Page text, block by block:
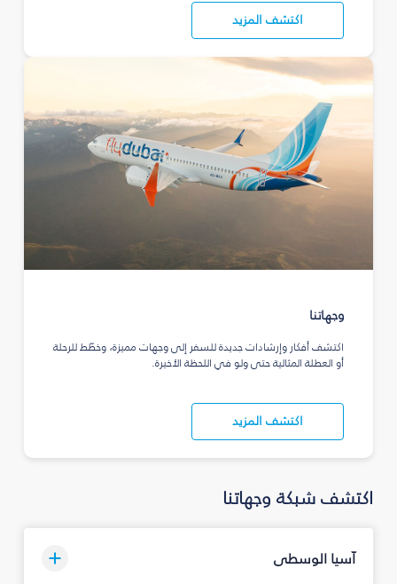
اكتشف المزيد
وجهاتنا
اكتشف أفكار وإرشادات جديدة للسفر إلى وجهات مميزة، وخطّط للرحلة
أو العطلة المثالية حتى ولو في اللحظة الأخيرة.
اكتشف المزيد
اكتشف شبكة وجهاتنا
آسيا الوسطى